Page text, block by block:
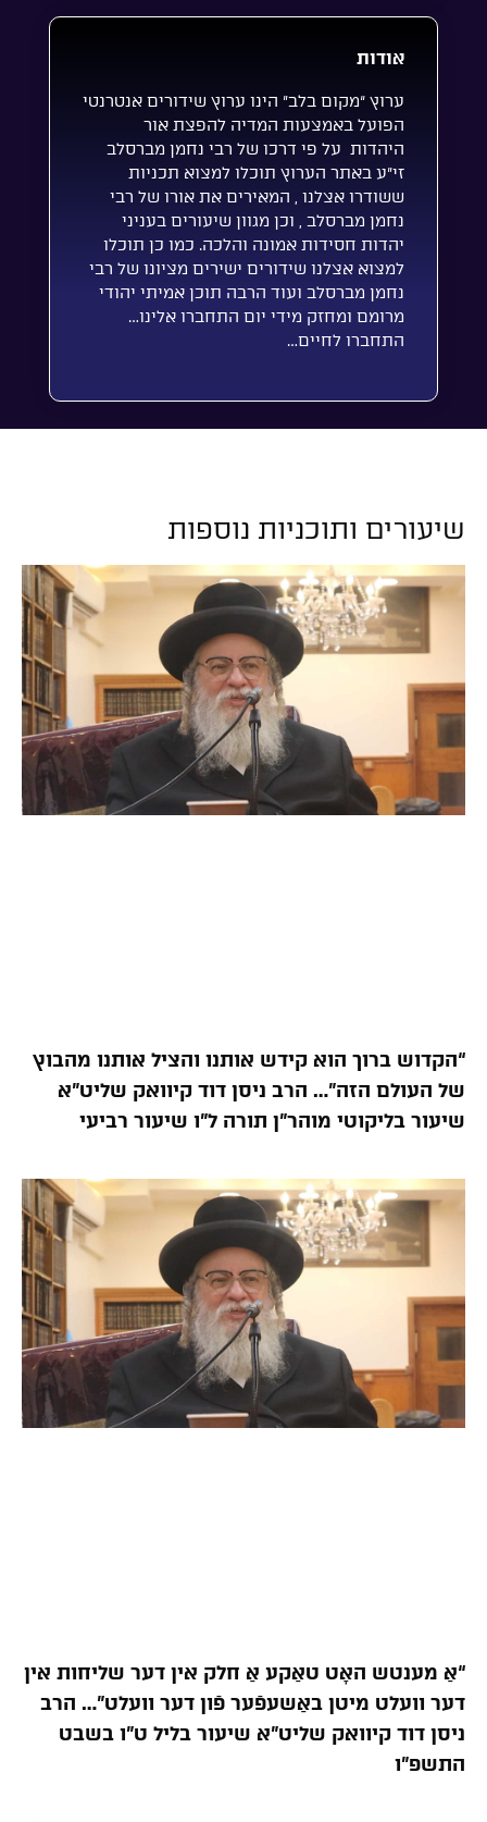
אודות
ערוץ “מקום בלב” הינו ערוץ שידורים אנטרנטי
הפועל באמצעות המדיה להפצת אור
היהדות על פי דרכו של רבי נחמן מברסלב
זי”ע באתר הערוץ תוכלו למצוא תכניות
ששודרו אצלנו , המאירים את אורו של רבי
נחמן מברסלב , וכן מגוון שיעורים בעניני
יהדות חסידות אמונה והלכה. כמו כן תוכלו
למצוא אצלנו שידורים ישירים מציונו של רבי
נחמן מברסלב ועוד הרבה תוכן אמיתי יהודי
מרומם ומחזק מידי יום התחברו אלינו…
התחברו לחיים…
שיעורים ותוכניות נוספות
“הקדוש ברוך הוא קידש אותנו והציל אותנו מהבוץ
של העולם הזה”… הרב ניסן דוד קיוואק שליט”א
שיעור בליקוטי מוהר”ן תורה ל”ו שיעור רביעי
“אַ מענטש האָט טאַקע אַ חלק אין דער שליחות אין
דער וועלט מיטן באַשעפֿער פֿון דער וועלט”… הרב
ניסן דוד קיוואק שליט”א שיעור בליל ט”ו בשבט
התשפ”ו